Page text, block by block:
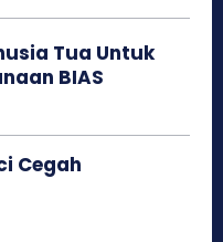
Tua Untuk
BIAS
Cegah